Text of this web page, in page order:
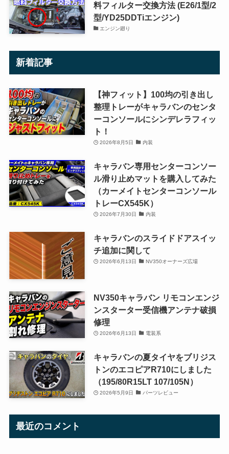
料フィルター交換方法 (E26/1型/2
型/YD25DDTiエンジン)
エンジン廻り
新着記事
【神フィット】100均の引き出し
整理トレーがキャラバンのセンタ
ーコンソールにシンデレラフィッ
ト！
2026年8月5日 内装
キャラバン専用センターコンソー
ル滑り止めマットを購入してみた
（カーメイトセンターコンソール
トレーCX545K）
2026年7月30日 内装
キャラバンのスライドドアスイッ
チ追加に関して
2026年6月13日 NV350オーナーズ広場
NV350キャラバン リモコンエンジ
ンスターター受信機アンテナ破損
修理
2026年6月13日 電装系
キャラバンの夏タイヤをブリジス
トンのエコピアR710にしました
（195/80R15LT 107/105N）
2026年5月9日 パーツレビュー
最近のコメント